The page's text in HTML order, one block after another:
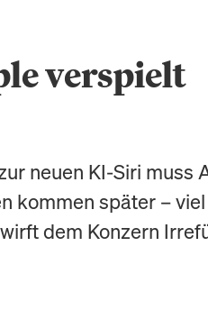
verspielt
neuen KI-Siri muss
kommen später –
dem Konzern